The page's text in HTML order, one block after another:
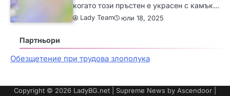
когато този пръстен е украсен с камък…
Lady Team юли 18, 2025
Партньори
Обезщетение при трудова злополука
Copyright © 2026 LadyBG.net | Supreme News by Ascendoor